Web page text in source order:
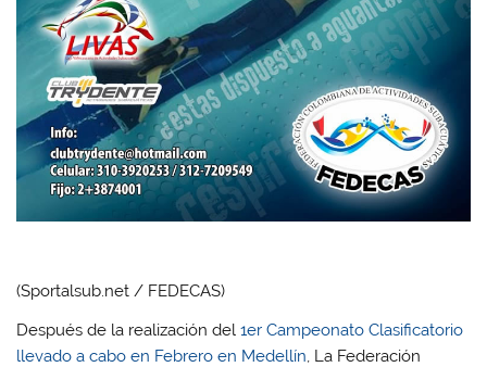
(Sportalsub.net / FEDECAS)
Después de la realización del1er Campeonato Clasificatorio
llevado a cabo en Febrero en Medellín, La Federación